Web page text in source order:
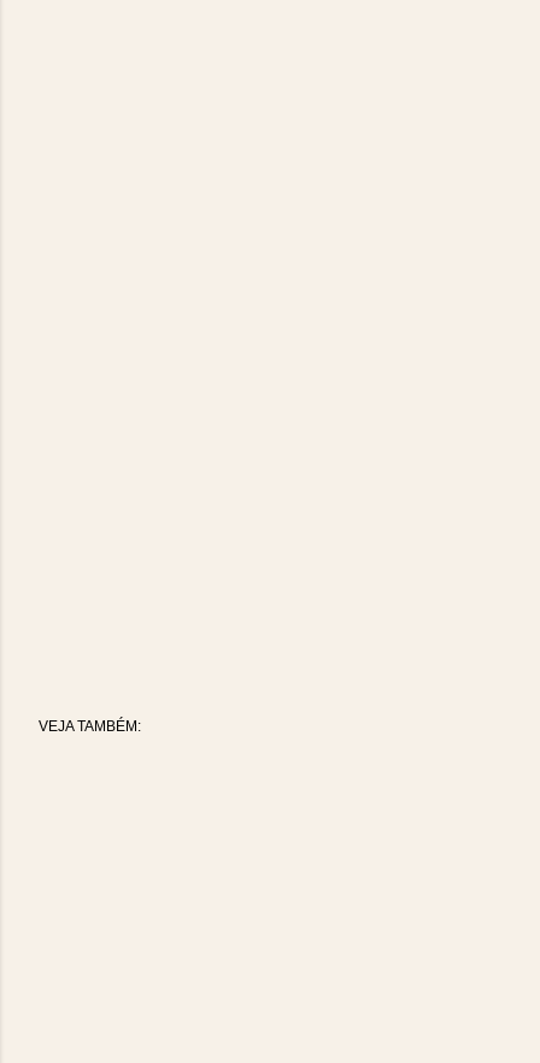
VEJA TAMBÉM: